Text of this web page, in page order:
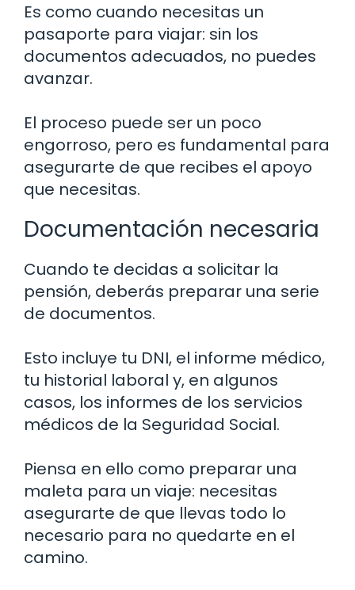
Es como cuando necesitas un
pasaporte para viajar: sin los
documentos adecuados, no puedes
avanzar.
El proceso puede ser un poco
engorroso, pero es fundamental para
asegurarte de que recibes el apoyo
que necesitas.
Documentación necesaria
Cuando te decidas a solicitar la
pensión, deberás preparar una serie
de documentos.
Esto incluye tu DNI, el informe médico,
tu historial laboral y, en algunos
casos, los informes de los servicios
médicos de la Seguridad Social.
Piensa en ello como preparar una
maleta para un viaje: necesitas
asegurarte de que llevas todo lo
necesario para no quedarte en el
camino.